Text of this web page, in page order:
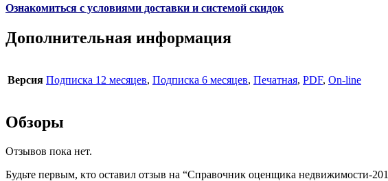
Ознакомиться с условиями доставки и системой скидок
Дополнительная информация
Версия Подписка 12 месяцев, Подписка 6 месяцев, Печатная, PDF, On-line
Обзоры
Отзывов пока нет.
Будьте первым, кто оставил отзыв на “Справочник оценщика недвижимости-